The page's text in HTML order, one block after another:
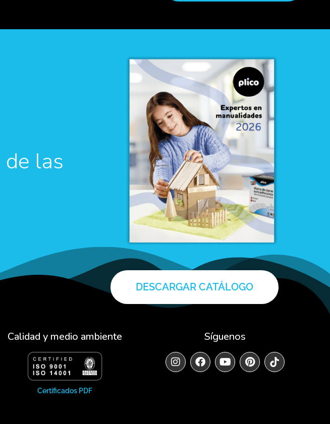
de las
DESCARGAR CATÁLOGO
Calidad y medio ambiente
Certificados PDF
Síguenos